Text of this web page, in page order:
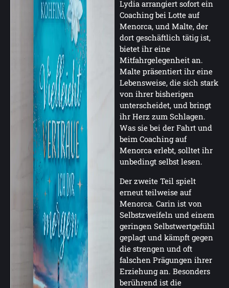
Lydia arrangiert sofort ein
Coaching bei Lotte auf
Menorca, und Malte, der
dort geschäftlich tätig ist,
bietet ihr eine
Mitfahrgelegenheit an.
Malte präsentiert ihr eine
Lebensweise, die sich stark
von ihrer bisherigen
unterscheidet, und bringt
ihr Herz zum Schlagen.
Was sie bei der Fahrt und
beim Coaching auf
Menorca erlebt, solltet ihr
unbedingt selbst lesen.
Der zweite Teil spielt
erneut teilweise auf
Menorca. Carin ist von
Selbstzweifeln und einem
geringen Selbstwertgefühl
geplagt und kämpft gegen
die strengen und oft
falschen Prägungen ihrer
Erziehung an. Besonders
berührend ist die